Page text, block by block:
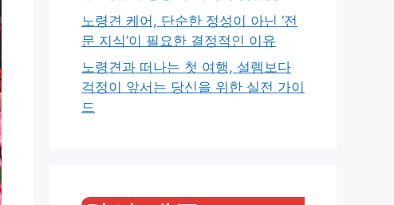
노령견 케어, 단순한 정성이 아닌 ‘전
문 지식’이 필요한 결정적인 이유
노령견과 떠나는 첫 여행, 설렘보다
걱정이 앞서는 당신을 위한 실전 가이
드